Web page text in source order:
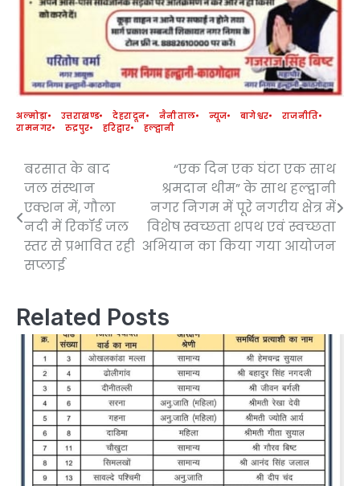
अल्मोड़ा उत्तराखण्ड देहरादून नैनीताल न्यूज बागेश्वर
राजनीति
रामनगर
रुद्रपुर हरिद्वार हल्द्वानी
Post
navigation
बरसात के बाद
जल संस्थान
एक्शन में, गौला
नदी में रिकॉर्ड जल
स्तर से प्रभावित रही
सप्लाई
“एक दिन एक घंटा एक साथ
श्रमदान थीम” के साथ हल्द्वानी
नगर निगम में पूरे नगरीय क्षेत्र में
विशेष स्वच्छता शपथ एवं स्वच्छता
अभियान का किया गया आयोजन
Related Posts